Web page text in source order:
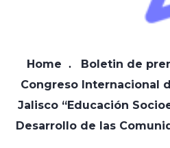
Home Boletin de
Congreso Internacional
Jalisco “Educación
Desarrollo de las